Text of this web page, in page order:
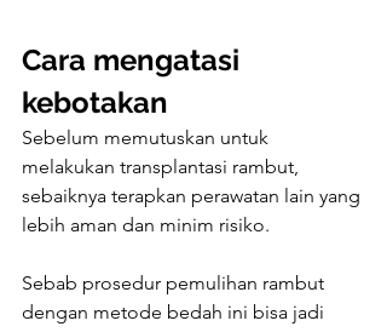
Cara mengatasi
kebotakan
Sebelum memutuskan untuk
melakukan transplantasi rambut,
sebaiknya terapkan perawatan lain yang
lebih aman dan minim risiko.
Sebab prosedur pemulihan rambut
dengan metode bedah ini bisa jadi